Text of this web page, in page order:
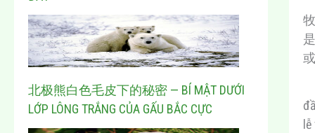
北极熊白色毛皮下的秘密 — BÍ MẬT DƯỚI
LỚP LÔNG TRẮNG CỦA GẤU BẮC CỰC